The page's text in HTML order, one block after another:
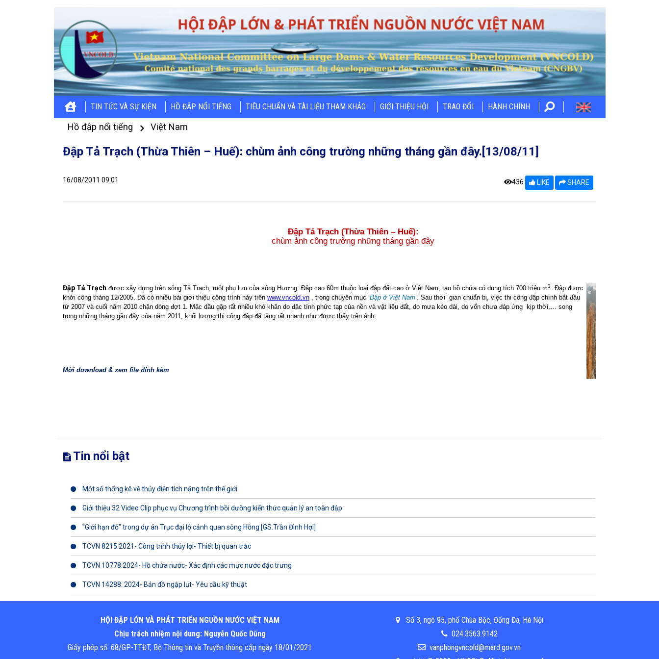
TIN TỨC VÀ SỰ KIỆN HỒ ĐẬP NỔI TIẾNG TIÊU CHUẨN VÀ TÀI LIỆU THAM KHẢO GIỚI THIỆU HỘI TRAO ĐỔI HÀNH CHÍNH
Hồ đập nổi tiếng Việt Nam
Đập Tả Trạch (Thừa Thiên – Huế): chùm ảnh công trường những tháng gần đây.[13/08/11]
16/08/2011 09:01 436 LIKE SHARE
Đập Tả Trạch (Thừa Thiên – Huế):
chùm ảnh công trường những tháng gần đây
Đập Tả Trạch được xây dựng trên sông Tả Trạch, một phụ lưu của sông Hương. Đập cao 60m thuộc loại đập đất cao ở Việt Nam, tạo hồ chứa có dung tích 700 triệu m3. Đập được
khởi công tháng 12/2005. Đã có nhiều bài giới thiệu công trình này trên www.vncold.vn , trong chuyên mục ‘Đập ở Việt Nam’. Sau thời gian chuẩn bị, việc thi công đập chính bắt đầu
từ 2007 và cuối năm 2010 chặn dòng đợt 1. Mặc dầu gặp rất nhiều khó khăn do đặc tính phức tạp của nền và vật liệu đất, do mưa kéo dài, do vốn chưa đáp ứng
kịp thời,… song
trong những tháng gần đây của năm 2011, khối lượng thi công đập đã tăng rất nhanh như được thấy trên ảnh.
Mời download & xem file đính kèm
Tin nổi bật
Một số thống kê về thủy điện tích năng trên thế giới
Giới thiệu 32 Video Clip phục vụ Chương trình bồi dưỡng kiến thức quản lý an toàn đập
"Giới hạn đỏ" trong dự án Trục đại lộ cảnh quan sông Hồng [GS.Trần Đình Hợi]
TCVN 8215:2021- Công trình thủy lợi- Thiết bị quan trắc
TCVN 10778:2024- Hồ chứa nước- Xác định các mực nước đặc trưng
TCVN 14288: 2024- Bản đồ ngập lụt- Yêu cầu kỹ thuật
HỘI ĐẬP LỚN VÀ PHÁT TRIỂN NGUỒN NƯỚC VIỆT NAM
Chịu trách nhiệm nội dung: Nguyễn Quốc Dũng
Giấy phép số: 68/GP-TTĐT, Bộ Thông tin và Truyền thông cấp ngày 18/01/2021
Số 3, ngõ 95, phố Chùa Bộc, Đống Đa, Hà Nội
024.3563.9142
vanphongvncold@mard.gov.vn